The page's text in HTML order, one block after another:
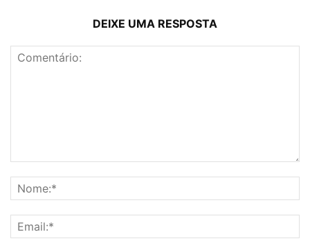
DEIXE UMA RESPOSTA